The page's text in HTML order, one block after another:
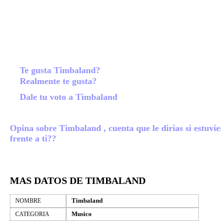
Te gusta Timbaland?
Realmente te gusta?
Dale tu voto a Timbaland
Opina sobre Timbaland , cuenta que le dirias si
frente a ti??
MAS DATOS DE TIMBALAND
NOMBRE Timbaland
CATEGORIA Musico